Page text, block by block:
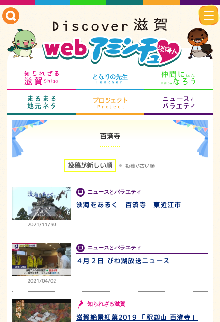
知られざる滋賀 となりの先生
まるまる地元ネタ プロジェクト
百済寺
投稿が新しい順 投稿が古い順
2021/11/30
ニュースとバラエティ
淡海をあるく 百済寺 東近江市
2021/04/02
ニュースとバラエティ
４月２日 びわ湖放送ニュース
知られざる滋賀
滋賀絶景紅葉2019 「釈迦山 百濟寺」